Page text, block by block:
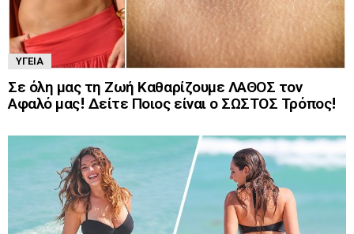
ΥΓΕΊΑ
Σε όλη μας τη Ζωή Καθαρίζουμε ΛΑΘΟΣ τον
Αφαλό μας! Δείτε Ποιος είναι ο ΣΩΣΤΟΣ Τρόπος!